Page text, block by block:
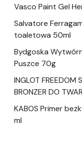
Vasco Paint Gel
Salvatore
toaletowa 50ml
Bydgoska
Puszce 70g
INGLOT FREEDOM
BRONZER DO
KABOS Primer
ml